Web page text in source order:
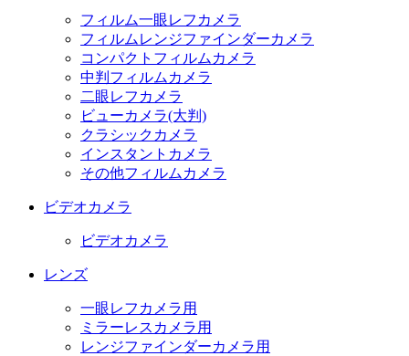
フィルム一眼レフカメラ
フィルムレンジファインダーカメラ
コンパクトフィルムカメラ
中判フィルムカメラ
二眼レフカメラ
ビューカメラ(大判)
クラシックカメラ
インスタントカメラ
その他フィルムカメラ
ビデオカメラ
ビデオカメラ
レンズ
一眼レフカメラ用
ミラーレスカメラ用
レンジファインダーカメラ用